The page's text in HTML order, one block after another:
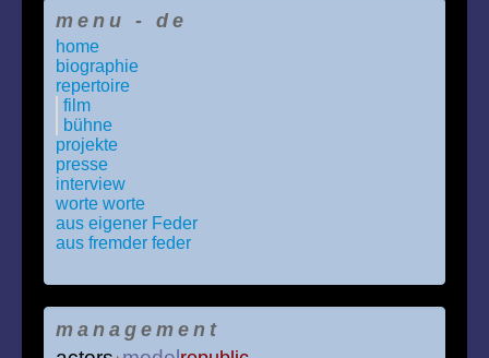
menu - de
home
biographie
repertoire
film
bühne
projekte
presse
interview
worte worte
aus eigener Feder
aus fremder feder
management